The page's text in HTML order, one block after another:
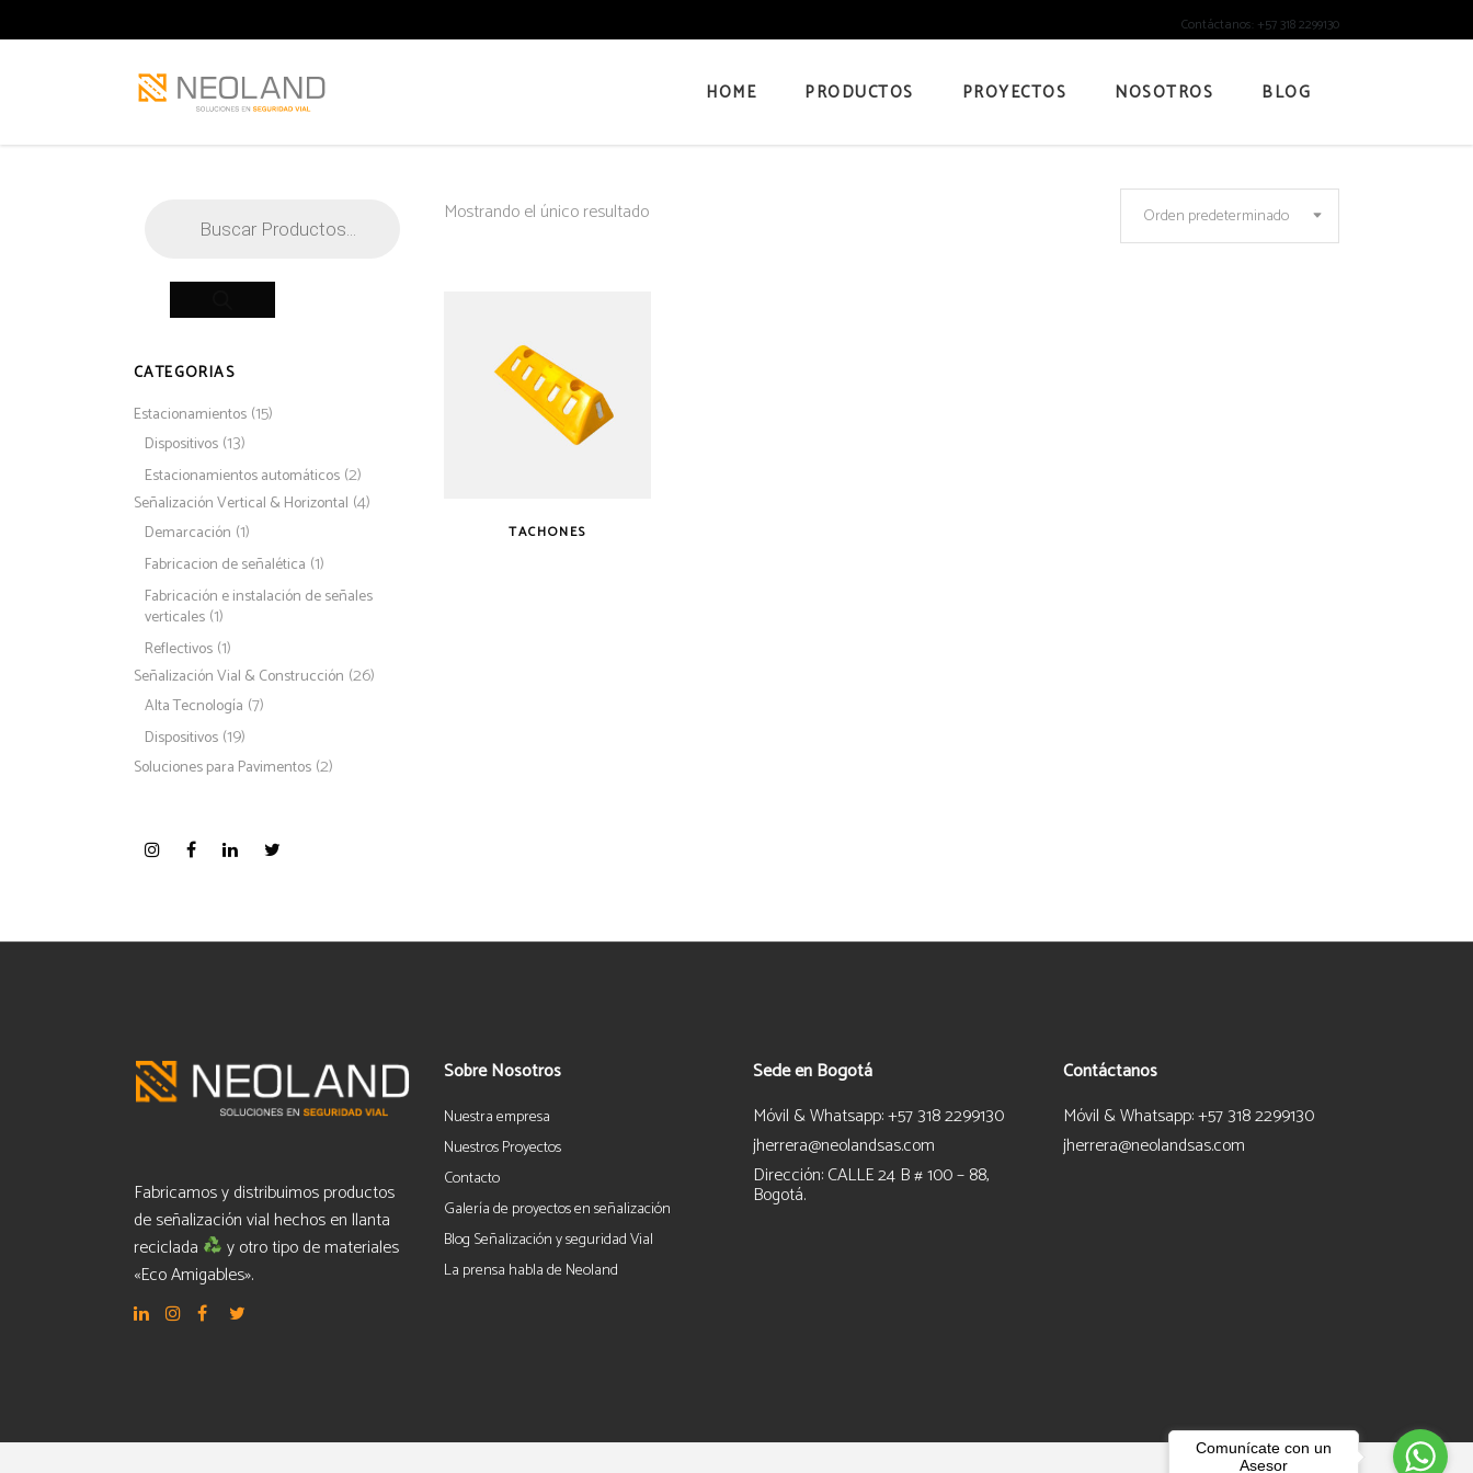
Contáctanos: +57 318 2299130
HOME PRODUCTOS PROYECTOS NOSOTROS BLOG
Mostrando el único resultado Orden predeterminado
TACHONES
productos
CATEGORIAS
Estacionamientos (15)
Dispositivos (13)
Estacionamientos automáticos (2)
Señalización Vertical & Horizontal (4)
Demarcación (1)
Fabricacion de señalética (1)
Fabricación e instalación de señales
verticales (1)
Reflectivos (1)
Señalización Vial & Construcción (26)
Alta Tecnología (7)
Dispositivos (19)
Soluciones para Pavimentos (2)
Fabricamos y distribuimos productos
de señalización vial hechos en llanta
reciclada
y otro tipo de materiales
«Eco Amigables».
Sobre Nosotros
Nuestra empresa
Nuestros Proyectos
Contacto
Galería de proyectos en señalización
Blog Señalización y seguridad Vial
La prensa habla de Neoland
Sede en Bogotá
Móvil & Whatsapp: +57 318 2299130
jherrera@neolandsas.com
Dirección: CALLE 24 B # 100 – 88,
Bogotá.
Contáctanos
Móvil & Whatsapp: +57 318 2299130
jherrera@neolandsas.com
Comunícate con un
Asesor